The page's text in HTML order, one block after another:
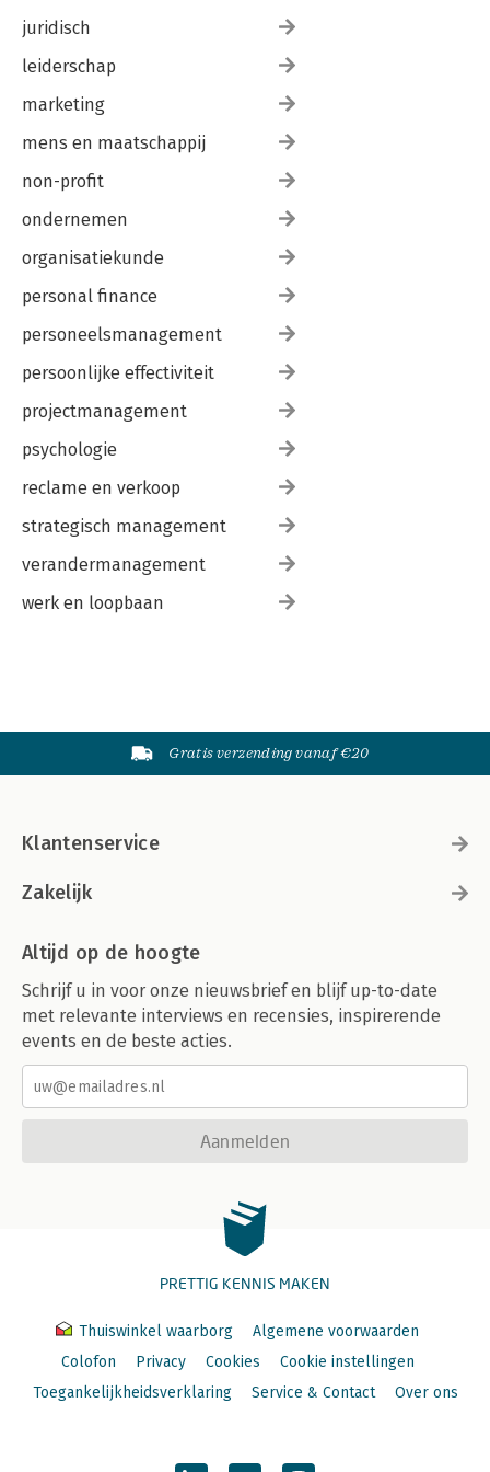
juridisch
leiderschap
marketing
mens en maatschappij
non-profit
ondernemen
organisatiekunde
personal finance
personeelsmanagement
persoonlijke effectiviteit
projectmanagement
psychologie
reclame en verkoop
strategisch management
verandermanagement
werk en loopbaan
Gratis verzending vanaf €20
Klantenservice
Zakelijk
Altijd op de hoogte
Schrijf u in voor onze nieuwsbrief en blijf up-to-date
met relevante interviews en recensies, inspirerende
events en de beste acties.
Aanmelden
PRETTIG KENNIS MAKEN
Thuiswinkel waarborg
Algemene voorwaarden
Colofon
Privacy Cookies
Cookie instellingen
Toegankelijkheidsverklaring
Service & Contact Over ons